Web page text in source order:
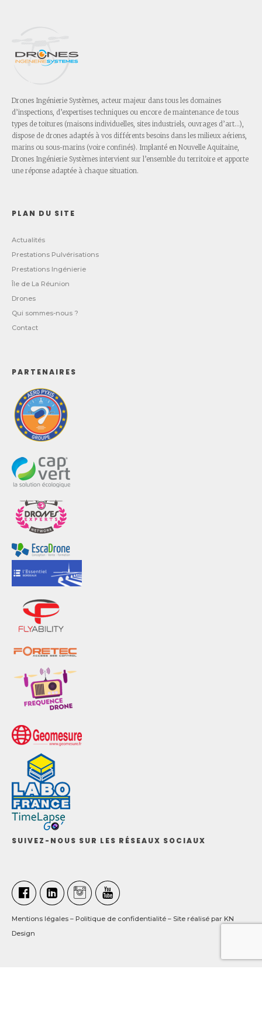
Drones Ingénierie Systèmes, acteur majeur dans tous les domaines
d’inspections, d’expertises techniques ou encore de maintenance de tous
types de toitures (maisons individuelles, sites industriels, ouvrages d’art…),
dispose de drones adaptés à vos différents besoins dans les milieux aériens,
marins ou sous-marins (voire confinés). Implanté en Nouvelle Aquitaine,
Drones Ingénierie Systèmes intervient sur l’ensemble du territoire et apporte
une réponse adaptée à chaque situation.
PLAN DU SITE
Actualités
Prestations Pulvérisations
Prestations Ingénierie
Île de La Réunion
Drones
Qui sommes-nous ?
Contact
PARTENAIRES
SUIVEZ-NOUS SUR LES RÉSEAUX SOCIAUX
Mentions légales – Politique de confidentialité – Site réalisé par KN
Design